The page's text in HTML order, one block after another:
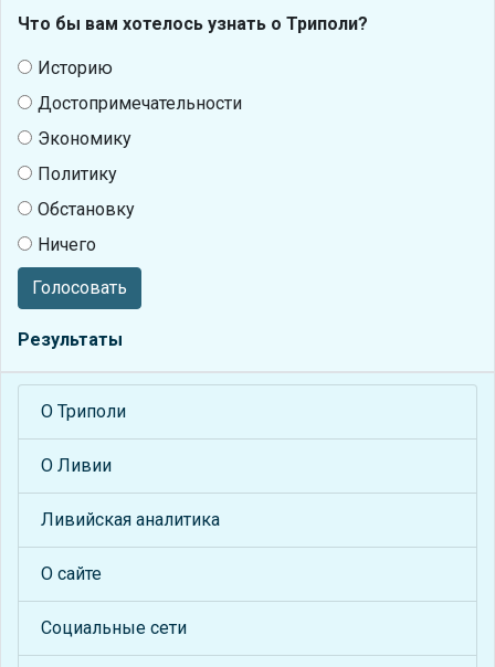
Что бы вам хотелось узнать о Триполи?
Историю
Достопримечательности
Экономику
Политику
Обстановку
Ничего
Голосовать
Результаты
О Триполи
О Ливии
Ливийская аналитика
О сайте
Социальные сети